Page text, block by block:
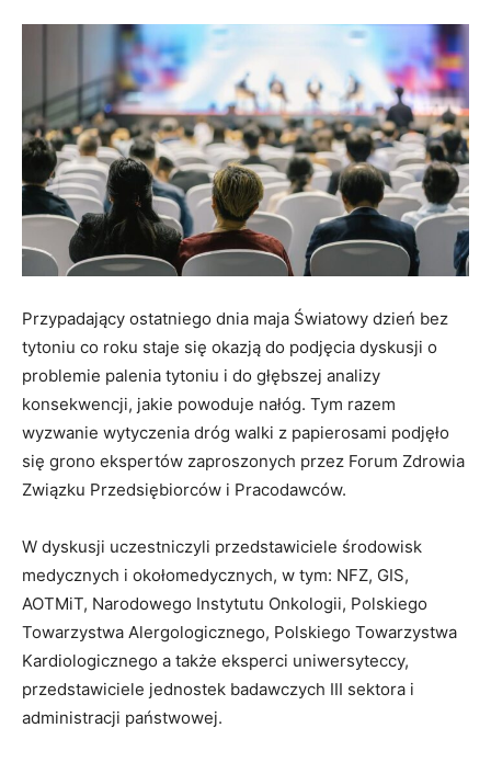
Przypadający ostatniego dnia maja Światowy dzień bez
tytoniu co roku staje się okazją do podjęcia dyskusji o
problemie palenia tytoniu i do głębszej analizy
konsekwencji, jakie powoduje nałóg. Tym razem
wyzwanie wytyczenia dróg walki z papierosami podjęło
się grono ekspertów zaproszonych przez Forum Zdrowia
Związku Przedsiębiorców i Pracodawców.
W dyskusji uczestniczyli przedstawiciele środowisk
medycznych i okołomedycznych, w tym: NFZ, GIS,
AOTMiT, Narodowego Instytutu Onkologii, Polskiego
Towarzystwa Alergologicznego, Polskiego Towarzystwa
Kardiologicznego a także eksperci uniwersyteccy,
przedstawiciele jednostek badawczych III sektora i
administracji państwowej.